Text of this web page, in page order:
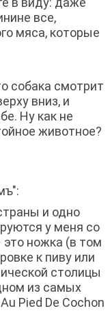
все,
мяса, которые
собака смотрит
вниз, и
Ну как не
животное?
и одно
у меня со
это ножка (в том
к пиву или
столицы
из самых
Pied De Cochon